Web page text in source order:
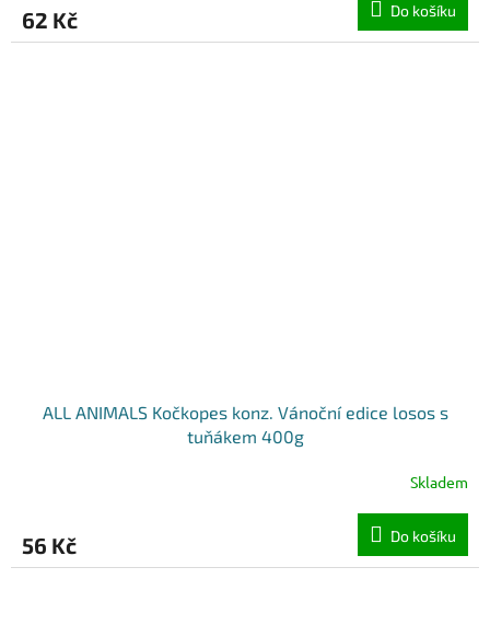
62 Kč Do košíku
ALL ANIMALS Kočkopes konz. Vánoční edice losos s
tuňákem 400g
Skladem
56 Kč Do košíku